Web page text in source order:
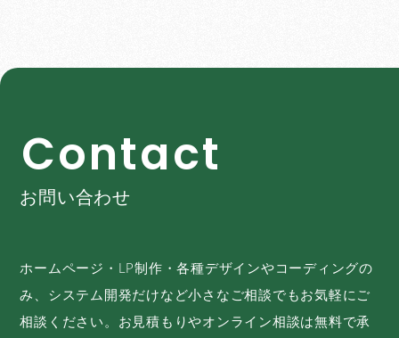
Contact
お問い合わせ
ホームページ・LP制作・各種デザインやコーディングの
み、システム開発だけなど小さなご相談でもお気軽にご
相談ください。お見積もりやオンライン相談は無料で承